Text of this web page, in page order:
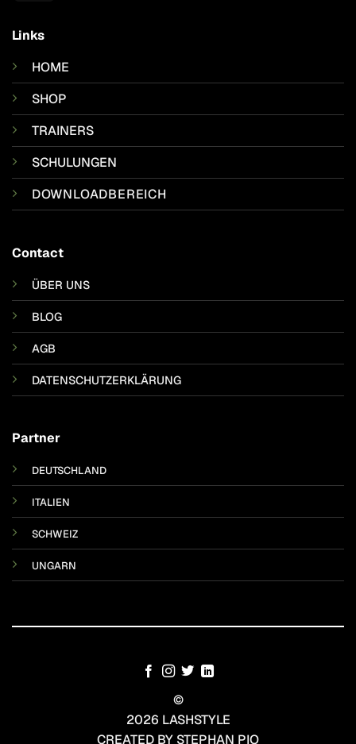
Links
HOME
SHOP
TRAINERS
SCHULUNGEN
DOWNLOADBEREICH
Contact
ÜBER UNS
BLOG
AGB
DATENSCHUTZERKLÄRUNG
Partner
DEUTSCHLAND
ITALIEN
SCHWEIZ
UNGARN
©
2026 LASHSTYLE
CREATED BY STEPHAN PIO